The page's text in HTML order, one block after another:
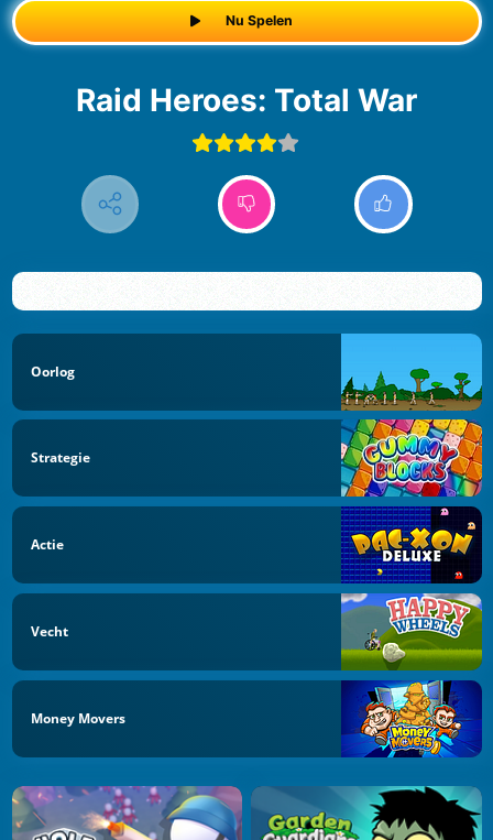
Nu Spelen
Raid Heroes: Total War
Oorlog
Strategie
Actie
Vecht
Money Movers